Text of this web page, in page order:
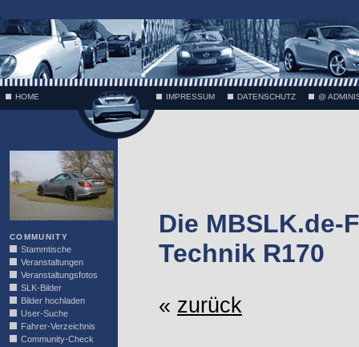
;
HOME IMPRESSUM DATENSCHUTZ @
COMMUNITY
Stammtische
Veranstaltungen
Veranstaltungsfotos
SLK-Bilder
Bilder hochladen
User-Suche
Fahrer-Verzeichnis
Community-Check
Die MBSLK.de-
Technik R170
« zurück